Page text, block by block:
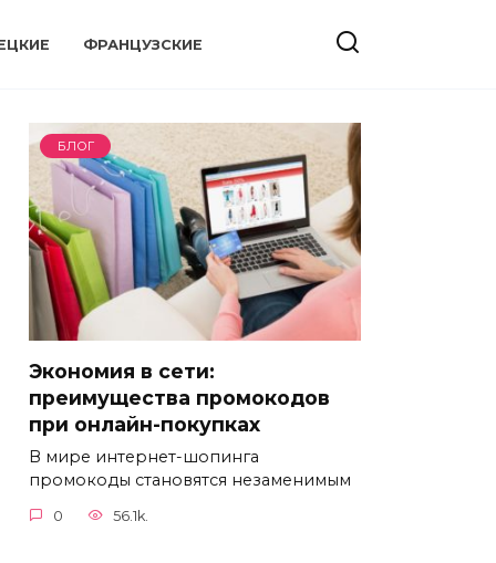
ФРАНЦУЗСКИЕ
БЛОГ
Экономия в сети:
преимущества промокодов
при онлайн-покупках
В мире интернет-шопинга
промокоды становятся незаменимым
0 56.1k.